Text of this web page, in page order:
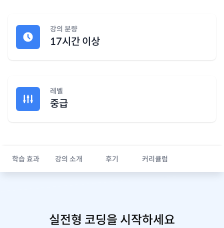
강의 분량
17시간 이상
레벨
중급
학습 효과 강의 소개 후기 커리큘럼
실전형 코딩을 시작하세요